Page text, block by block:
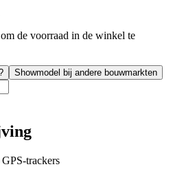
de voorraad in de winkel te
Showmodel bij andere bouwmarkten
trackers